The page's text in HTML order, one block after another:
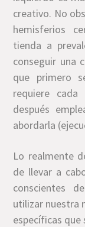
creativo. No
hemisferios
tienda a
conseguir una
que primero
requiere
después
abordarla
Lo realmente
de llevar a
conscientes
utilizar nuestra
específicas que